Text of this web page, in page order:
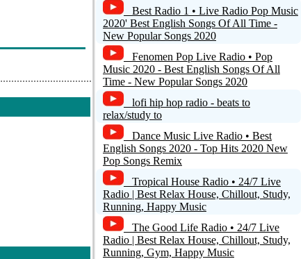
OE1
OE1
Best Radio 1 • Live Radio Pop Music
2020' Best English Songs Of All Time -
New Popular Songs 2020
Fenomen Pop Live Radio • Pop
Music 2020 - Best English Songs Of All
Time - New Popular Songs 2020
lofi hip hop radio - beats to
relax/study to
Dance Music Live Radio • Best
English Songs 2020 - Top Hits 2020 New
Pop Songs Remix
Tropical House Radio • 24/7 Live
Radio | Best Relax House, Chillout, Study,
Running, Happy Music
The Good Life Radio • 24/7 Live
Radio | Best Relax House, Chillout, Study,
Running, Gym, Happy Music